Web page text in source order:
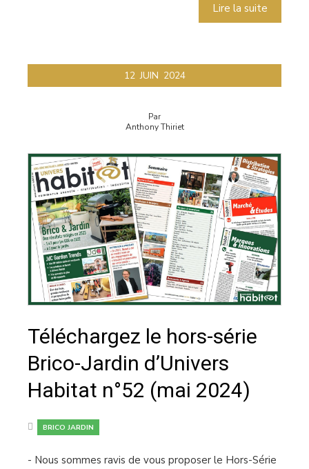
Lire la suite
12 JUIN 2024
Par
Anthony Thiriet
Téléchargez le hors-série
Brico-Jardin d’Univers
Habitat n°52 (mai 2024)
BRICO JARDIN
- Nous sommes ravis de vous proposer le Hors-Série